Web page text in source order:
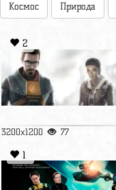
Космос Природа
2
3200x1200 77
1